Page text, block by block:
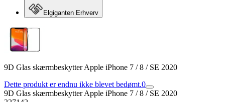
Elgiganten Erhverv
9D Glas skærmbeskytter Apple iPhone 7 / 8 / SE 2020
Dette produkt er endnu ikke blevet bedømt.0
9D Glas skærmbeskytter Apple iPhone 7 / 8 / SE 2020